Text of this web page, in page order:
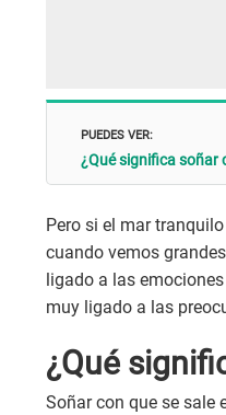
PUEDES VER:
¿Qué significa soñar
Pero si el mar
cuando vemos
ligado a las
muy ligado a las
¿Qué
Soñar con que se sale